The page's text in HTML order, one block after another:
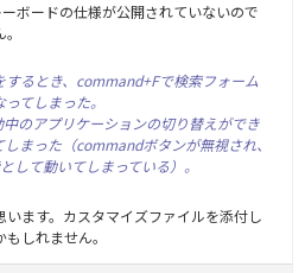
ボードの仕様が公開されていないので
するとき、command+Fで検索フォーム
てしまった。
のアプリケーションの切り替えができ
まった（commandボタンが無視され、
して動いてしまっている）。
ます。カスタマイズファイルを添付し
しれません。